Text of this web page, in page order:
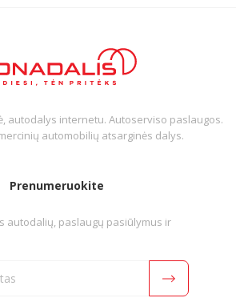
autodalys internetu. Autoserviso paslaugos.
automobilių atsarginės dalys.
Prenumeruokite
autodalių, paslaugų pasiūlymus ir